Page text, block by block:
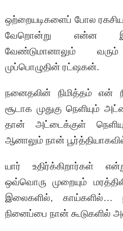
ஒற்றையடிகளைப் போல
வேறொன்று என்ன
வேண்டுமானாலும்
முப்பொழுதின் ரட்ஷகன்.
நனைதலின் நிமித்தம் என்
சூடாக முதுகு நெளியும்
தான் அட்டைக்குள்
ஆனாலும் நான்
யார் உதிர்க்கிறார்கள்
ஒவ்வொரு முறையும்
இலைகளில், காய்களில்…
நினைப்பை நான் கூடுகளில்